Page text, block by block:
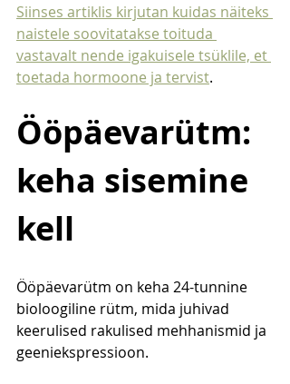
Siinses artiklis kirjutan kuidas näiteks
naistele soovitatakse toituda
vastavalt nende igakuisele tsüklile, et
toetada hormoone ja tervist.
Ööpäevarütm:
keha sisemine
kell
Ööpäevarütm on keha 24-tunnine
bioloogiline rütm, mida juhivad
keerulised rakulised mehhanismid ja
geeniekspressioon.